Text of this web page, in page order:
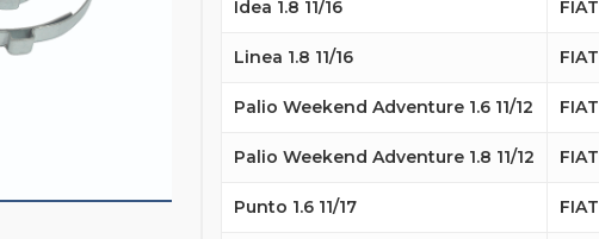
Idea 1.8 11/16 FIAT
Linea 1.8 11/16 FIAT
Palio Weekend Adventure 1.6 11/12 FIAT
Palio Weekend Adventure 1.8 11/12 FIAT
Punto 1.6 11/17 FIAT